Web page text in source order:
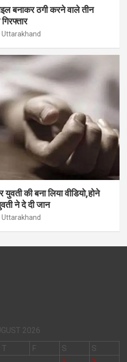
बनाकर ठगी करने वाले तीन
Uttarakhand
की बना लिया वीडियो,होने
ने दे दी जान
Uttarakhand
2026
T F S
S